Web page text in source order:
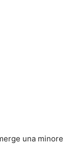
una minore